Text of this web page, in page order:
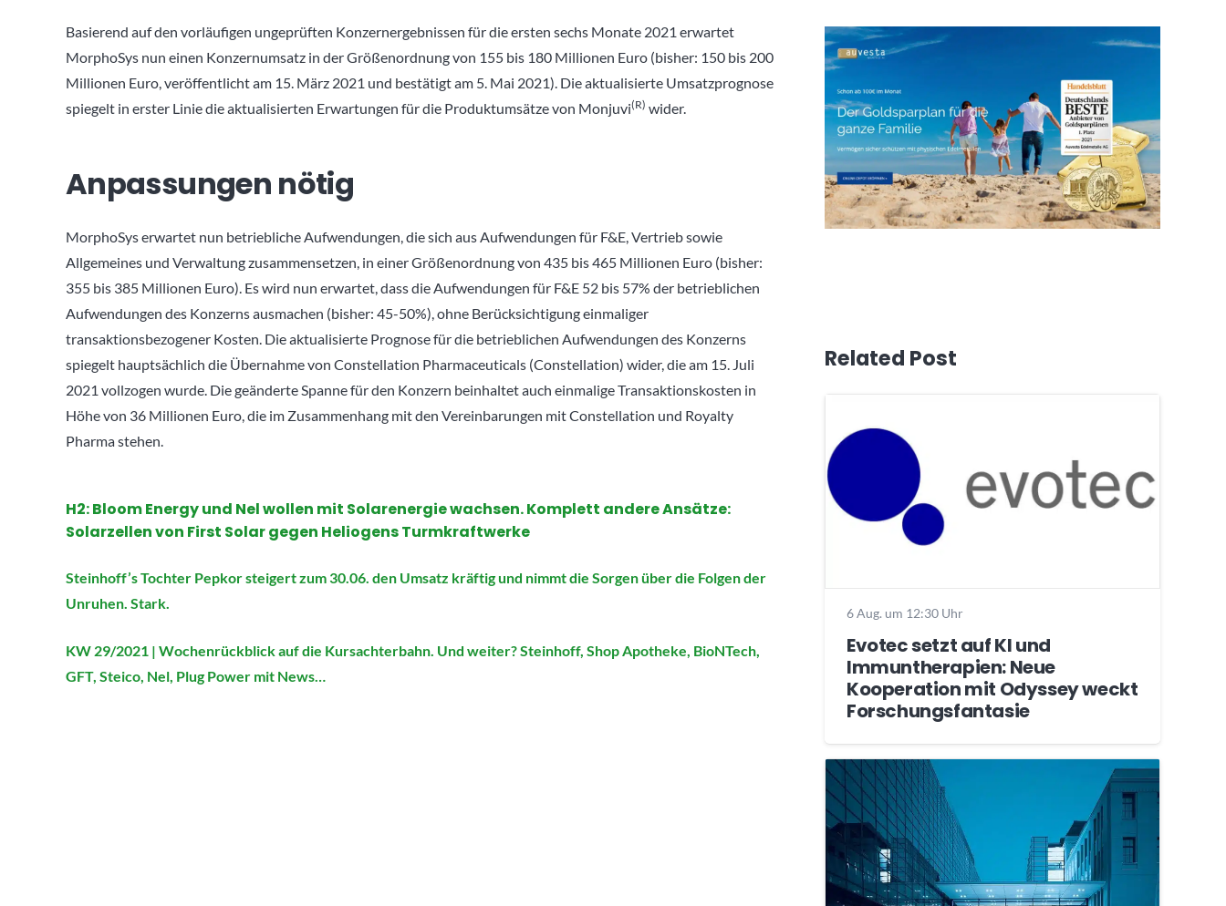
Basierend auf den vorläufigen ungeprüften Konzernergebnissen für die ersten sechs Monate 2021 erwartet
MorphoSys nun einen Konzernumsatz in der Größenordnung von 155 bis 180 Millionen Euro (bisher: 150 bis 200
Millionen Euro, veröffentlicht am 15. März 2021 und bestätigt am 5. Mai 2021). Die aktualisierte Umsatzprognose
spiegelt in erster Linie die aktualisierten Erwartungen für die Produktumsätze von Monjuvi(R) wider.
Anpassungen nötig
MorphoSys erwartet nun betriebliche Aufwendungen, die sich aus Aufwendungen für F&E, Vertrieb sowie
Allgemeines und Verwaltung zusammensetzen, in einer Größenordnung von 435 bis 465 Millionen Euro (bisher:
355 bis 385 Millionen Euro). Es wird nun erwartet, dass die Aufwendungen für F&E 52 bis 57% der betrieblichen
Aufwendungen des Konzerns ausmachen (bisher: 45-50%), ohne Berücksichtigung einmaliger
transaktionsbezogener Kosten. Die aktualisierte Prognose für die betrieblichen Aufwendungen des Konzerns
spiegelt hauptsächlich die Übernahme von Constellation Pharmaceuticals (Constellation) wider, die am 15. Juli
2021 vollzogen wurde. Die geänderte Spanne für den Konzern beinhaltet auch einmalige Transaktionskosten in
Höhe von 36 Millionen Euro, die im Zusammenhang mit den Vereinbarungen mit Constellation und Royalty
Pharma stehen.
H2: Bloom Energy und Nel wollen mit Solarenergie wachsen. Komplett andere Ansätze:
Solarzellen von First Solar gegen Heliogens Turmkraftwerke
Steinhoff’s Tochter Pepkor steigert zum 30.06. den Umsatz kräftig und nimmt die Sorgen über die Folgen der
Unruhen. Stark.
KW 29/2021 | Wochenrückblick auf die Kursachterbahn. Und weiter? Steinhoff, Shop Apotheke, BioNTech,
GFT, Steico, Nel, Plug Power mit News…
Related Post
6 Aug. um 12:30 Uhr
Evotec setzt auf KI und
Immuntherapien: Neue
Kooperation mit Odyssey weckt
Forschungsfantasie